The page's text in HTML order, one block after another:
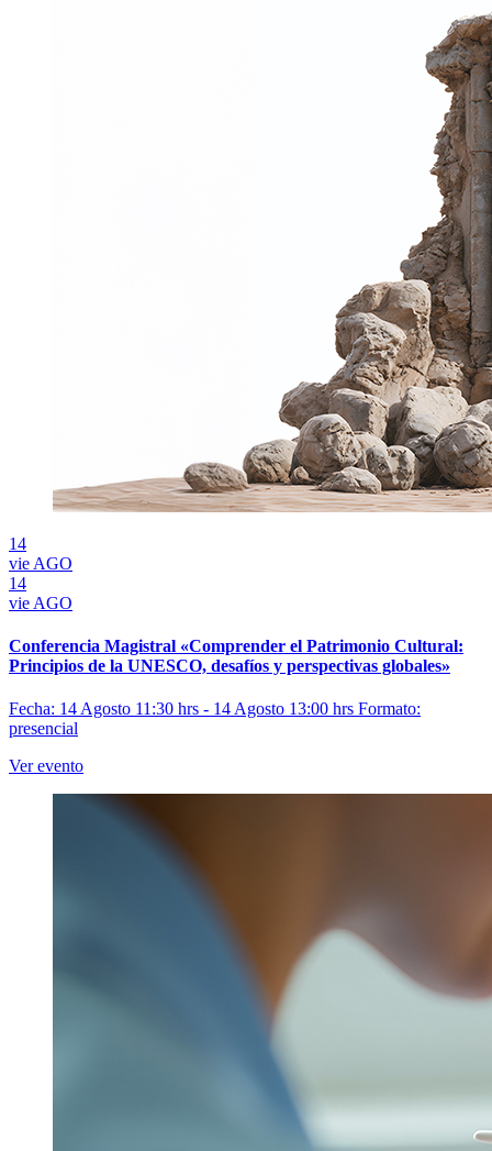
14
vie AGO
14
vie AGO
Conferencia Magistral «Comprender el Patrimonio Cultural:
Principios de la UNESCO, desafíos y perspectivas globales»
Fecha: 14 Agosto 11:30 hrs - 14 Agosto 13:00 hrs Formato:
presencial
Ver evento